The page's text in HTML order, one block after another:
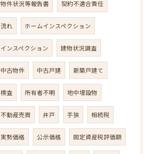
物件状況等報告書 契約不適合責任
流れ ホームインスペクション
インスペクション 建物状況調査
中古物件 中古戸建 新築戸建て
検査 所有者不明 地中埋設物
不動産売買 井戸 手狭 相続税
実勢価格 公示価格 固定資産税評価額